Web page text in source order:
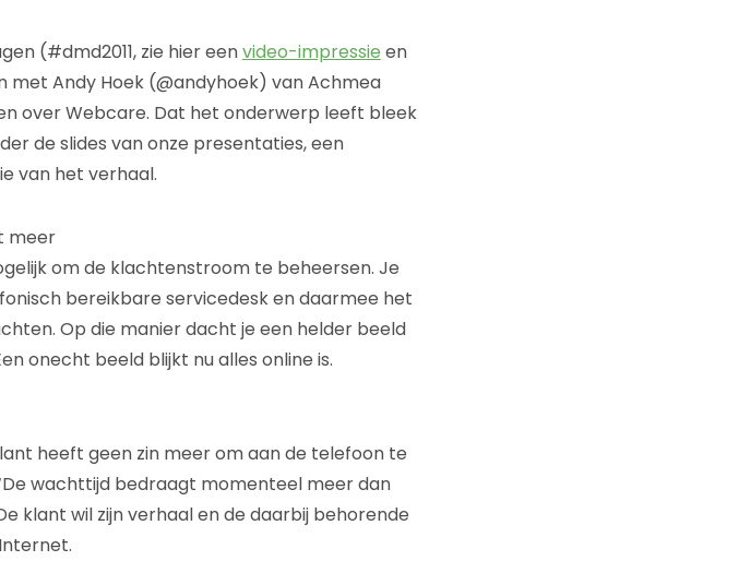
(#dmd2011, zie hier eenvideo-impressie en
met Andy Hoek (@andyhoek) van Achmea
over Webcare. Dat het onderwerp leeft bleek
de slides van onze presentaties, een
van het verhaal.
meer
om de klachtenstroom te beheersen. Je
bereikbare servicedesk en daarmee het
Op die manier dacht je een helder beeld
onecht beeld blijkt nu alles online is.
heeft geen zin meer om aan de telefoon te
wachttijd bedraagt momenteel meer dan
klant wil zijn verhaal en de daarbij behorende